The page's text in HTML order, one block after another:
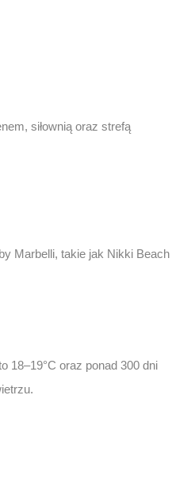
siłownią oraz strefą
Marbelli, takie jak Nikki Beach
18–19°C oraz ponad 300 dni